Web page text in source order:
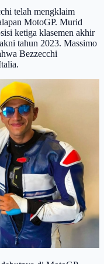
telah mengklaim
MotoGP. Murid
ketiga klasemen akhir
tahun 2023. Massimo
Bezzecchi